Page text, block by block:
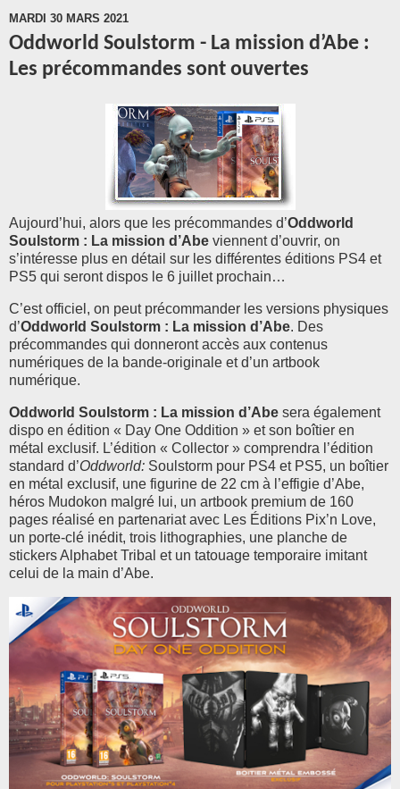
MARDI 30 MARS 2021
Oddworld Soulstorm - La mission d’Abe :
Les précommandes sont ouvertes
Aujourd’hui, alors que les précommandes d’Oddworld
Soulstorm : La mission d’Abe viennent d’ouvrir, on
s’intéresse plus en détail sur les différentes éditions PS4 et
PS5 qui seront dispos le 6 juillet prochain…
C’est officiel, on peut précommander les versions physiques
d’Oddworld Soulstorm : La mission d’Abe. Des
précommandes qui donneront accès aux contenus
numériques de la bande-originale et d’un artbook
numérique.
Oddworld Soulstorm : La mission d’Abe sera également
dispo en édition « Day One Oddition » et son boîtier en
métal exclusif. L’édition « Collector » comprendra l’édition
standard d’Oddworld: Soulstorm pour PS4 et PS5, un boîtier
en métal exclusif, une figurine de 22 cm à l’effigie d’Abe,
héros Mudokon malgré lui, un artbook premium de 160
pages réalisé en partenariat avec Les Éditions Pix’n Love,
un porte-clé inédit, trois lithographies, une planche de
stickers Alphabet Tribal et un tatouage temporaire imitant
celui de la main d’Abe.